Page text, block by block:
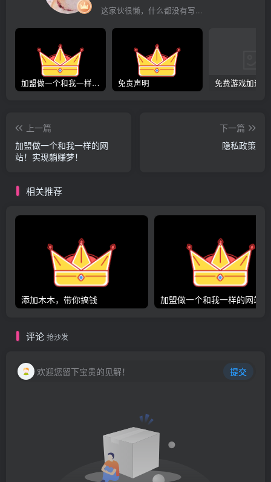
这家伙很懒，什么都没有写...
加盟做一个和我一样的网站！实现躺赚梦！ 免责声明
上一篇
加盟做一个和我一样的网
站！实现躺赚梦！
下一篇
隐私政策
相关推荐
添加木木，带你搞钱
评论 抢沙发
欢迎您留下宝贵的见解！ 提交